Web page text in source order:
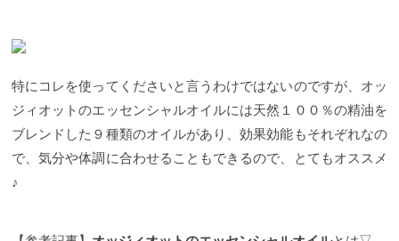
特にコレを使ってくださいと言うわけではないのですが、オッ
ジィオットのエッセンシャルオイルには天然１００％の精油を
ブレンドした９種類のオイルがあり、効果効能もそれぞれなの
で、気分や体調に合わせることもできるので、とてもオススメ
♪